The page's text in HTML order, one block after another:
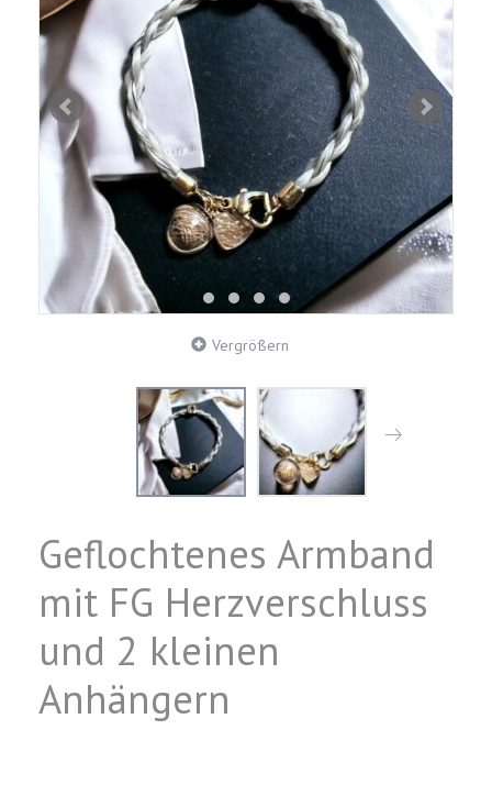
Vergrößern
Geflochtenes Armband
mit FG Herzverschluss
und 2 kleinen
Anhängern